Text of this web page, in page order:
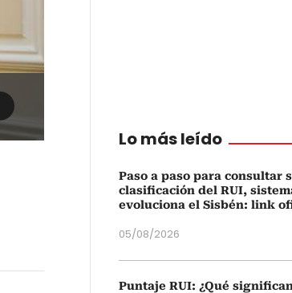
Lo más leído
Paso a paso para consultar
clasificación del RUI,
evoluciona el Sisbén: link
05/08/2026
Puntaje RUI: ¿Qué